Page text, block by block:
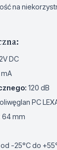
na
DC
120 dB
PC
64 mm
od -25°C do